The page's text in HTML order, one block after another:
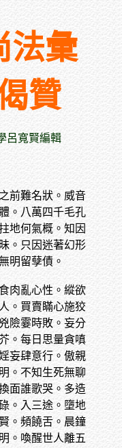
法彙
贊
呂寬賢編輯
前難名狀。威音
。八萬四千毛孔
地何氣概。知因
。只因迷著幻形
明留孽債。
肉亂心性。縱欲
。買賣瞞心施狡
險霎時敗。妄分
。每日思量貪嗔
妄肆意行。傲親
。不知生死無聊
面誰歌哭。多造
。入三途。墮地
。頻饒舌。晨鐘
。喚醒世人離五